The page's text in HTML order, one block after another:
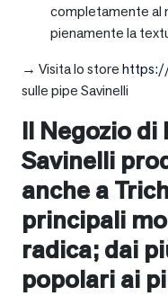
completamente al
pienamente la
→ Visita lo store
sulle pipe Savinelli
Il Negozio di
Savinelli
anche a
principali
radica; dai
popolari ai